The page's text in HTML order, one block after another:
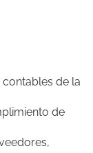
de la
de